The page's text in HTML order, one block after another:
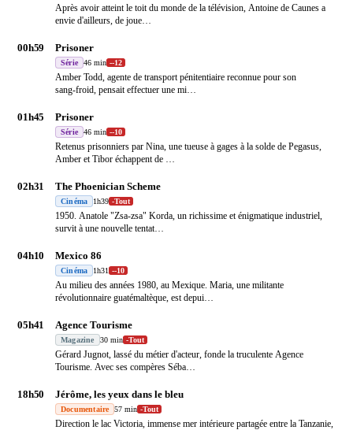
Après avoir atteint le toit du monde de la télévision, Antoine de Caunes a
envie d'ailleurs, de joue…
00h59 Prisoner
Série 46 min --12
Amber Todd, agente de transport pénitentiaire reconnue pour son
sang‑froid, pensait effectuer une mi…
01h45 Prisoner
Série 46 min --10
Retenus prisonniers par Nina, une tueuse à gages à la solde de Pegasus,
Amber et Tibor échappent de …
02h31 The Phoenician Scheme
Cinéma 1h39 -Tout
1950. Anatole "Zsa-zsa" Korda, un richissime et énigmatique industriel,
survit à une nouvelle tentat…
04h10 Mexico 86
Cinéma 1h31 --10
Au milieu des années 1980, au Mexique. Maria, une militante
révolutionnaire guatémaltèque, est depui…
05h41 Agence Tourisme
Magazine 30 min -Tout
Gérard Jugnot, lassé du métier d'acteur, fonde la truculente Agence
Tourisme. Avec ses compères Séba…
18h50 Jérôme, les yeux dans le bleu
Documentaire 57 min -Tout
Direction le lac Victoria, immense mer intérieure partagée entre la Tanzanie,